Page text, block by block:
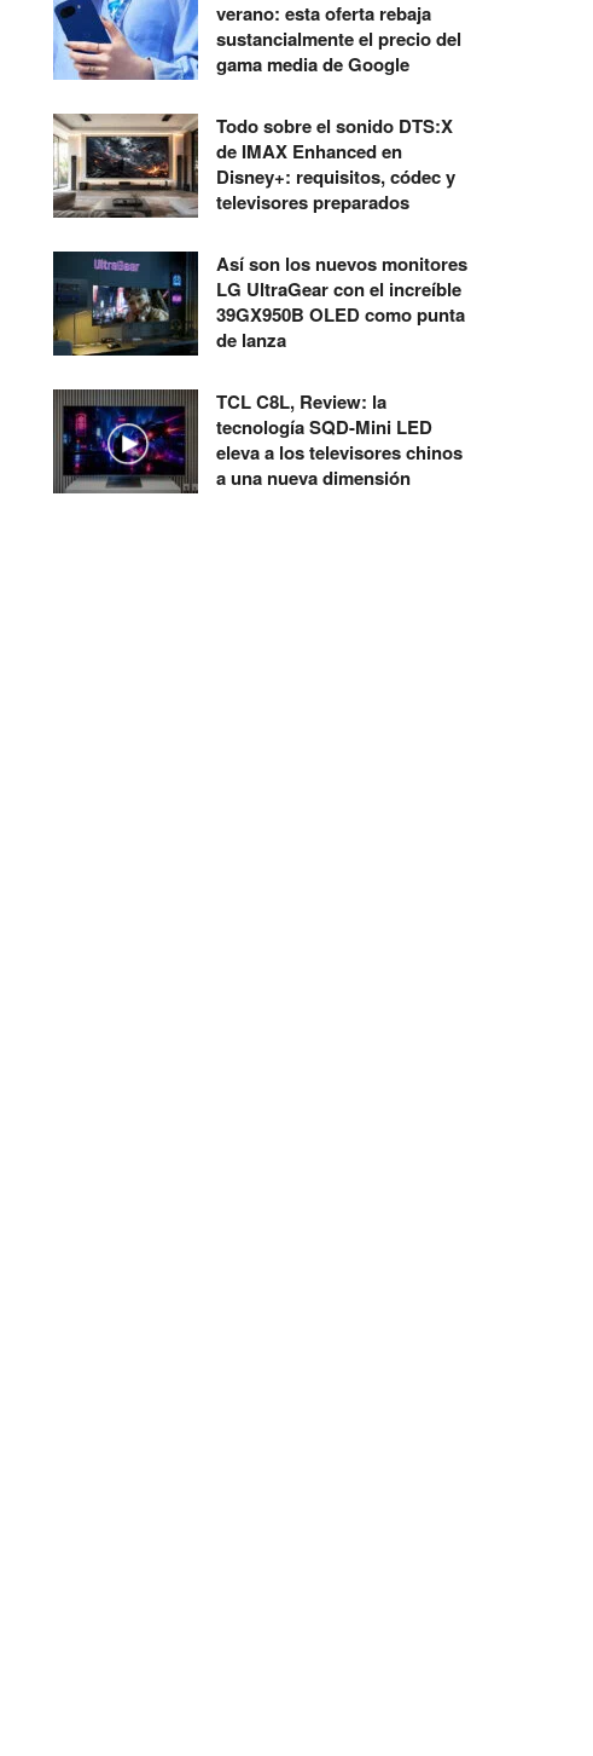
verano: esta oferta rebaja
sustancialmente el precio del
gama media de Google
Todo sobre el sonido DTS:X
de IMAX Enhanced en
Disney+: requisitos, códec y
televisores preparados
Así son los nuevos monitores
LG UltraGear con el increíble
39GX950B OLED como punta
de lanza
TCL C8L, Review: la
tecnología SQD-Mini LED
eleva a los televisores chinos
a una nueva dimensión